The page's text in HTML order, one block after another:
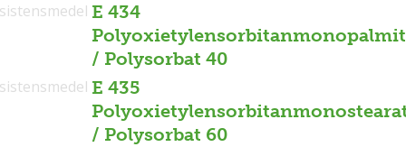
E 434
/ Polysorbat 40
E 435
/ Polysorbat 60